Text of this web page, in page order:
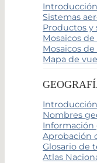
Introducción
Sistemas
Productos y
Mosaicos
Mosaicos
Mapa de
Introducción
Nombres
Información
Aprobación
Glosario de
Atlas